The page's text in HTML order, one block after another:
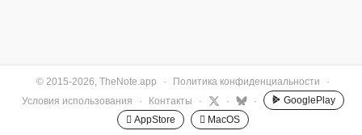
© 2015-2026, TheNote.app · Политика конфиденциальности
·
Условия использования
· Контакты · · ·
GooglePlay
 AppStore
 MacOS